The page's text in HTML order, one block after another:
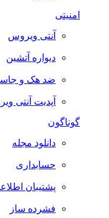
امنیتی
آنتی ویروس
دیواره آتشین
ضد هک و جاسوسی
آپدیت آنتی ویروس
گوناگون
دانلود مجله
حسابداری
پشتیبان اطلاعات
فشرده ساز